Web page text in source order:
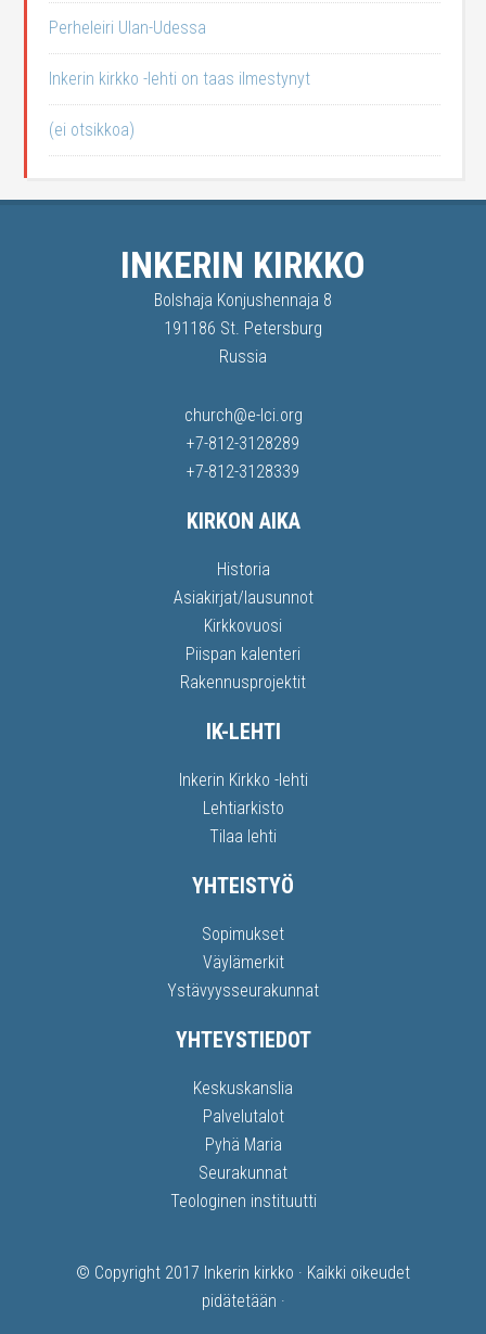
Perheleiri Ulan-Udessa
Inkerin kirkko -lehti on taas ilmestynyt
(ei otsikkoa)
INKERIN KIRKKO
Bolshaja Konjushennaja 8
191186 St. Petersburg
Russia
church@e-lci.org
+7-812-3128289
+7-812-3128339
KIRKON AIKA
Historia
Asiakirjat/lausunnot
Kirkkovuosi
Piispan kalenteri
Rakennusprojektit
IK-LEHTI
Inkerin Kirkko -lehti
Lehtiarkisto
Tilaa lehti
YHTEISTYÖ
Sopimukset
Väylämerkit
Ystävyysseurakunnat
YHTEYSTIEDOT
Keskuskanslia
Palvelutalot
Pyhä Maria
Seurakunnat
Teologinen instituutti
© Copyright 2017 Inkerin kirkko · Kaikki oikeudet
pidätetään ·